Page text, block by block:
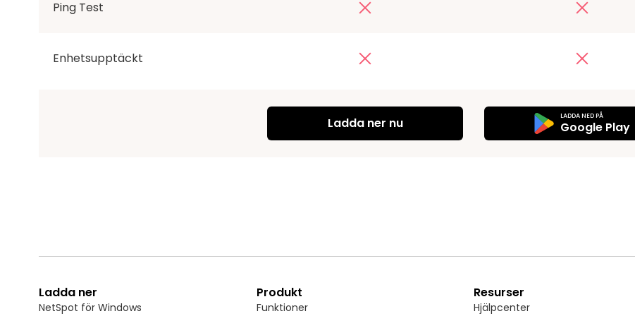
Ping Test
Enhetsupptäckt
Ladda ner nu LADDA NED PÅ
Google Play
Ladda ner
NetSpot för Windows
Produkt
Funktioner
Resurser
Hjälpcenter